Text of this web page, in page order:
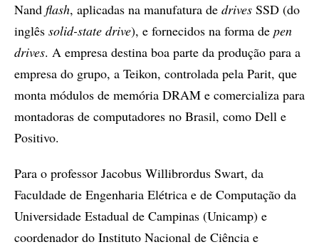
Nand flash, aplicadas na manufatura de drives SSD (do
inglês solid-state drive), e fornecidos na forma de pen
drives. A empresa destina boa parte da produção para a
empresa do grupo, a Teikon, controlada pela Parit, que
monta módulos de memória DRAM e comercializa para
montadoras de computadores no Brasil, como Dell e
Positivo.
Para o professor Jacobus Willibrordus Swart, da
Faculdade de Engenharia Elétrica e de Computação da
Universidade Estadual de Campinas (Unicamp) e
coordenador do Instituto Nacional de Ciência e